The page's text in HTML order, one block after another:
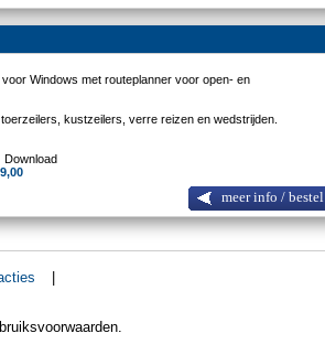
Windows met routeplanner voor open- en
toerzeilers, kustzeilers, verre reizen en wedstrijden.
Download
meer info / bestel
|